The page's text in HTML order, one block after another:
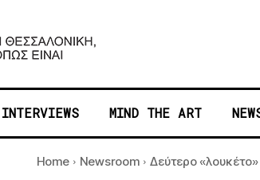
INTERVIEWS MIND THE ART
Home Newsroom Δεύτερο